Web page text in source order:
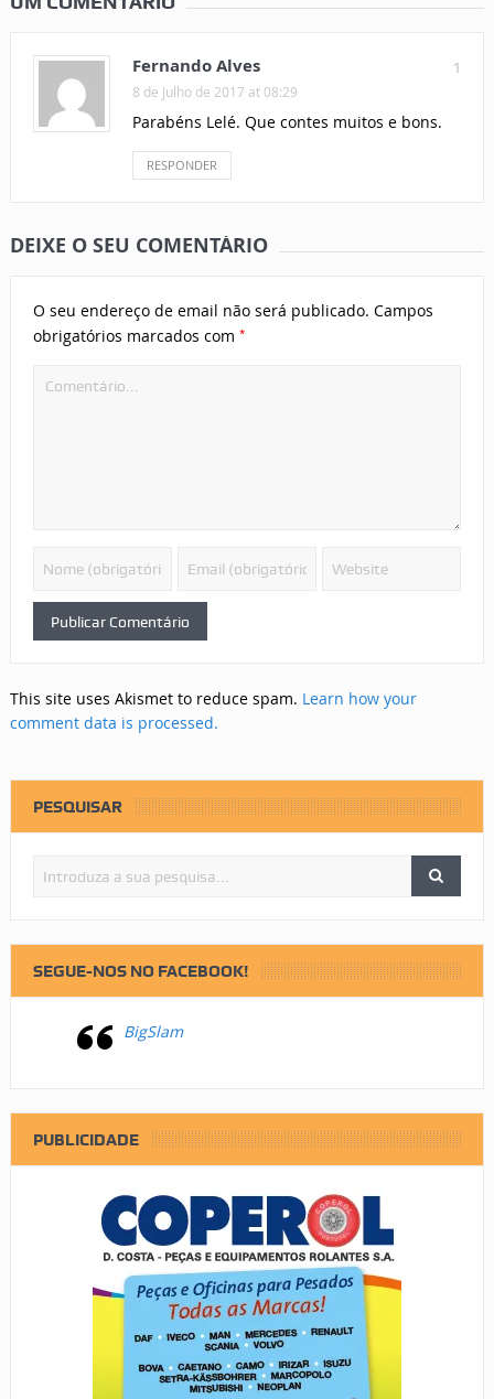
1
Fernando Alves
8 de Julho de 2017 at 08:29
Parabéns Lelé. Que contes muitos e bons.
RESPONDER
DEIXE O SEU COMENTÁRIO
O seu endereço de email não será publicado. Campos
obrigatórios marcados com *
This site uses Akismet to reduce spam. Learn how your
comment data is processed.
PESQUISAR
SEGUE-NOS NO FACEBOOK!
BigSlam
PUBLICIDADE